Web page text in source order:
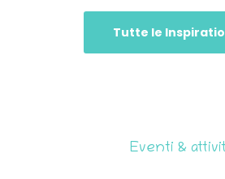
Tutte le
Eventi &